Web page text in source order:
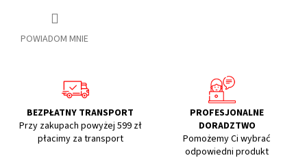
POWIADOM MNIE
BEZPŁATNY TRANSPORT
Przy zakupach powyżej 599 zł
płacimy za transport
PROFESJONALNE
DORADZTWO
Pomożemy Ci wybrać
odpowiedni produkt